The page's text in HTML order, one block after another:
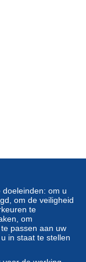
ter
Betalen".
debitcardof
om u
om de veiligheid
te
om
passen aan uw
in staat te stellen